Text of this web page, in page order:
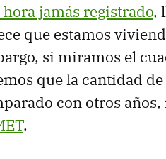
jamás registrado,
que estamos
si miramos el
que la cantidad
con otros años,
.